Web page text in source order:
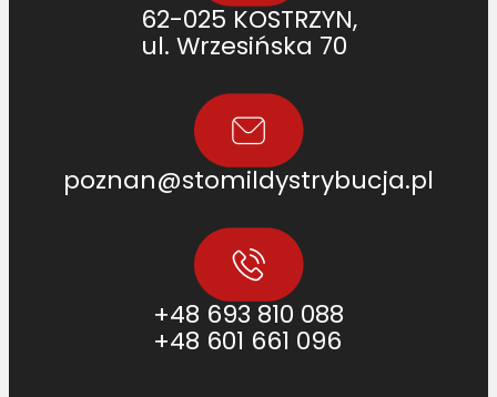
62-025 KOSTRZYN,
ul. Wrzesińska 70
poznan@stomildystrybucja.pl
+48 693 810 088
+48 601 661 096